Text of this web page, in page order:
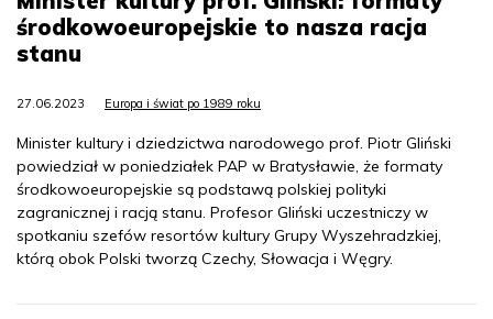
środkowoeuropejskie to nasza racja
stanu
27.06.2023 Europa i świat po 1989 roku
Minister kultury i dziedzictwa narodowego prof. Piotr Gliński
powiedział w poniedziałek PAP w Bratysławie, że formaty
środkowoeuropejskie są podstawą polskiej polityki
zagranicznej i racją stanu. Profesor Gliński uczestniczy w
spotkaniu szefów resortów kultury Grupy Wyszehradzkiej,
którą obok Polski tworzą Czechy, Słowacja i Węgry.